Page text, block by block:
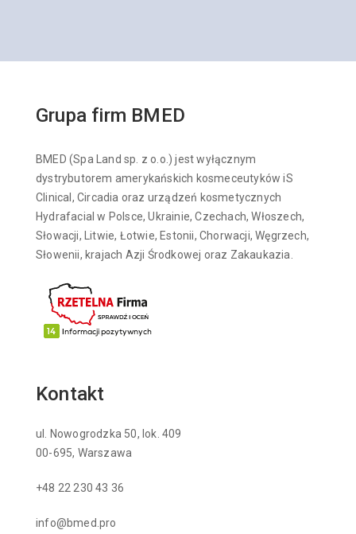
Grupa firm BMED
BMED (Spa Land sp. z o.o.) jest wyłącznym
dystrybutorem amerykańskich kosmeceutyków iS
Clinical, Circadia oraz urządzeń kosmetycznych
Hydrafacial w Polsce, Ukrainie, Czechach, Włoszech,
Słowacji, Litwie, Łotwie, Estonii, Chorwacji, Węgrzech,
Słowenii, krajach Azji Środkowej oraz Zakaukazia.
Kontakt
ul. Nowogrodzka 50, lok. 409
00-695, Warszawa
+48 22 230 43 36
info@bmed.pro